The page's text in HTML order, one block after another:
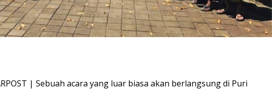
| Sebuah acara yang luar biasa akan berlangsung di Puri